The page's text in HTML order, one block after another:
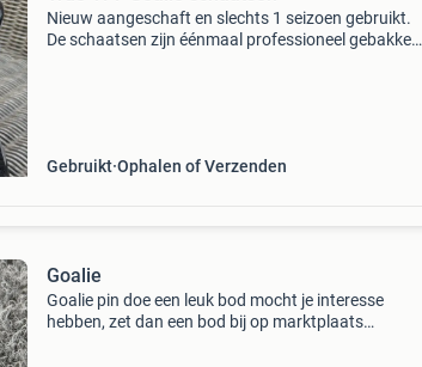
Nieuw aangeschaft en slechts 1 seizoen gebruikt.
De schaatsen zijn éénmaal professioneel gebakken
Gebruikt Ophalen of Verzenden
Goalie
Goalie pin doe een leuk bod mocht je interesse
hebben, zet dan een bod bij op marktplaats